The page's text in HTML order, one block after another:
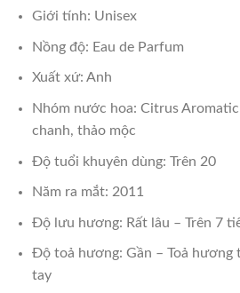
Giới tính: Unisex
Nồng độ: Eau de Parfum
Xuất xứ: Anh
Nhóm nước hoa: Citrus
chanh, thảo mộc
Độ tuổi khuyên dùng: Trên 20
Năm ra mắt: 2011
Độ lưu hương: Rất lâu – Trên 7
Độ toả hương: Gần – Toả hương
tay